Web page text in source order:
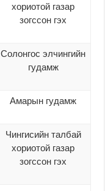
хориотой газар
зогссон гэх
Солонгос элчингийн
гудамж
Амарын гудамж
Чингисийн талбай
хориотой газар
зогссон гэх